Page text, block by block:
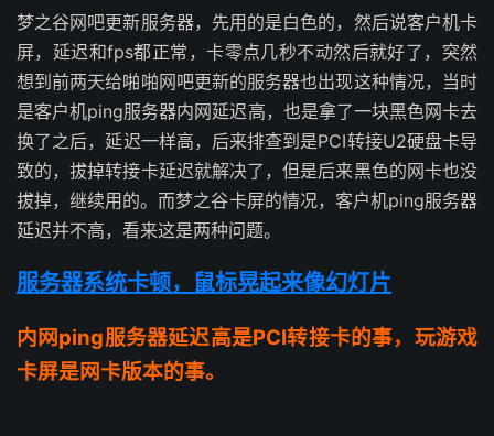
梦之谷网吧更新服务器，先用的是白色的，然后说客户机卡
屏，延迟和fps都正常，卡零点几秒不动然后就好了，突然
想到前两天给啪啪网吧更新的服务器也出现这种情况，当时
是客户机ping服务器内网延迟高，也是拿了一块黑色网卡去
换了之后，延迟一样高，后来排查到是PCI转接U2硬盘卡导
致的，拔掉转接卡延迟就解决了，但是后来黑色的网卡也没
拔掉，继续用的。而梦之谷卡屏的情况，客户机ping服务器
延迟并不高，看来这是两种问题。
服务器系统卡顿，鼠标晃起来像幻灯片
内网ping服务器延迟高是PCI转接卡的事，玩游戏
卡屏是网卡版本的事。